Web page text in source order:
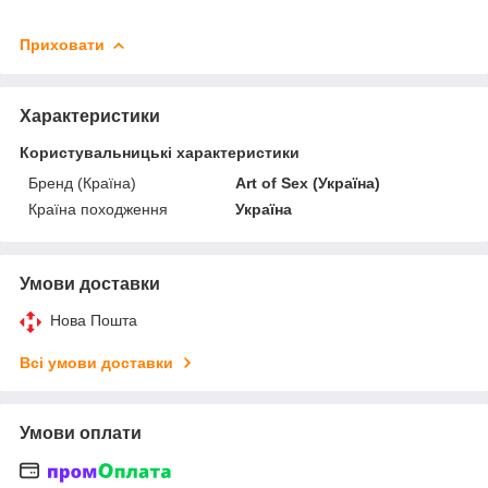
Приховати
Характеристики
Користувальницькі характеристики
Бренд (Країна)
Art of Sex (Україна)
Країна походження
Україна
Умови доставки
Нова Пошта
Всі умови доставки
Умови оплати